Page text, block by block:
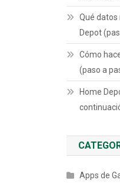
Qué
Depot
Cómo
(paso a
Home
Apps de